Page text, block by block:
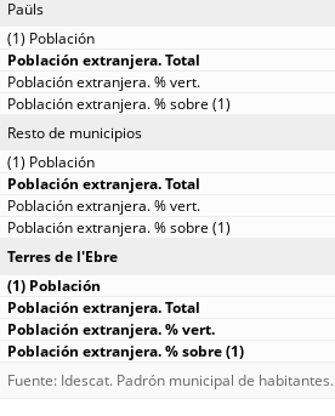
Paüls
Resto de municipios
Terres de l'Ebre
Fuente: Idescat. Padrón municipal de habitantes.